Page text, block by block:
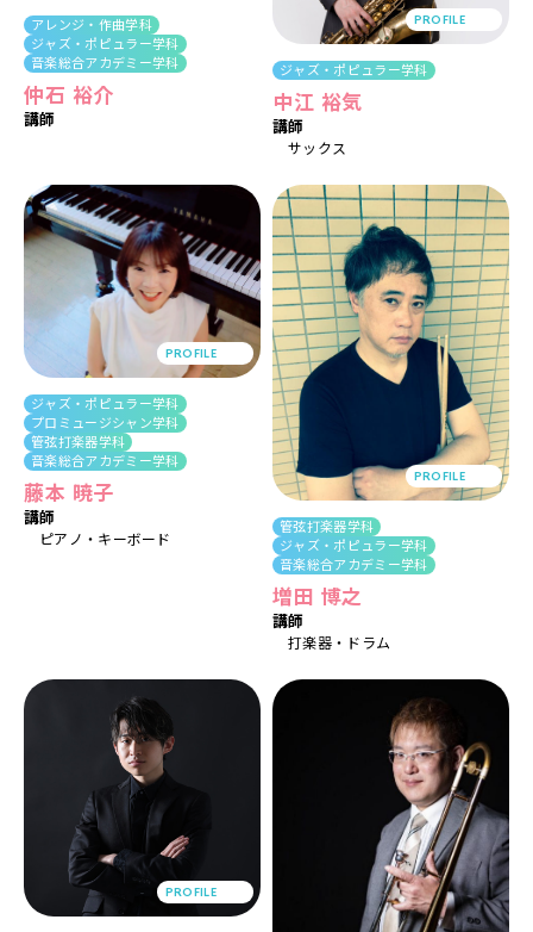
アレンジ・作曲学科
ジャズ・ポピュラー学科
音楽総合アカデミー学科
仲石 裕介
講師
PROFILE
ジャズ・ポピュラー学科
中江 裕気
講師
サックス
PROFILE
ジャズ・ポピュラー学科
プロミュージシャン学科
管弦打楽器学科
音楽総合アカデミー学科
藤本 暁子
講師
ピアノ キーボード
PROFILE
管弦打楽器学科
ジャズ・ポピュラー学科
音楽総合アカデミー学科
増田 博之
講師
打楽器 ドラム
PROFILE